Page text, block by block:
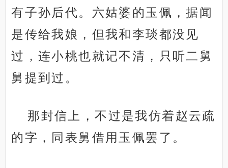
有子孙后代。六姑婆的玉佩，据闻
是传给我娘，但我和李琰都没见
过，连小桃也就记不清，只听二舅
舅提到过。
那封信上，不过是我仿着赵云疏
的字，同表舅借用玉佩罢了。